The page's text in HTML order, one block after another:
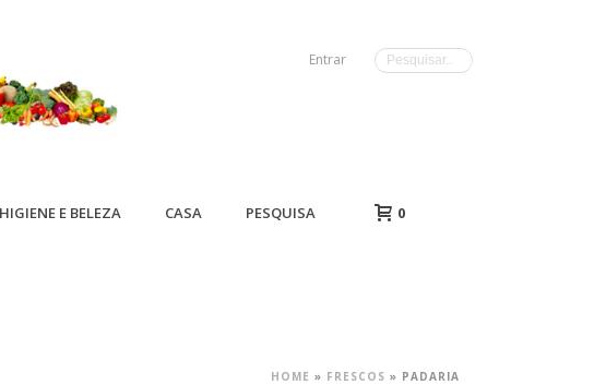
Entrar
HIGIENE E BELEZA CASA PESQUISA 0
HOME » FRESCOS » PADARIA